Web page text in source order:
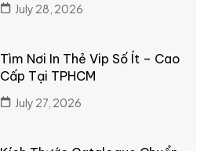
July 28, 2026
Tìm Nơi In Thẻ Vip Số Ít – Cao
Cấp Tại TPHCM
July 27, 2026